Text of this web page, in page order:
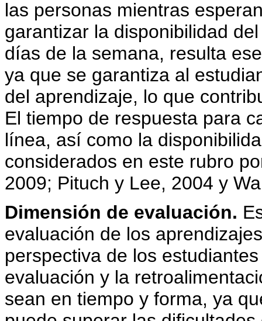
las personas mientras
garantizar la disponibilidad
días de la semana, resulta
ya que se garantiza al
del aprendizaje, lo que
El tiempo de respuesta para
línea, así como la
considerados en este rubro
2009; Pituch y Lee, 2004 y
Dimensión de evaluación.
evaluación de los
perspectiva de los
evaluación y la
sean en tiempo y forma, ya